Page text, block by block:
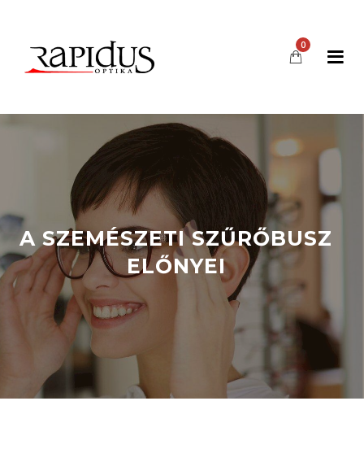
0
A SZEMÉSZETI SZŰRŐBUSZ
ELŐNYEI